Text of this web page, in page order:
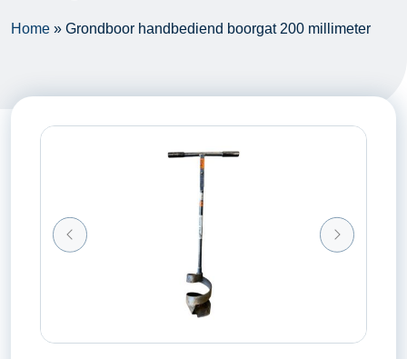
Home » Grondboor handbediend boorgat 200 millimeter